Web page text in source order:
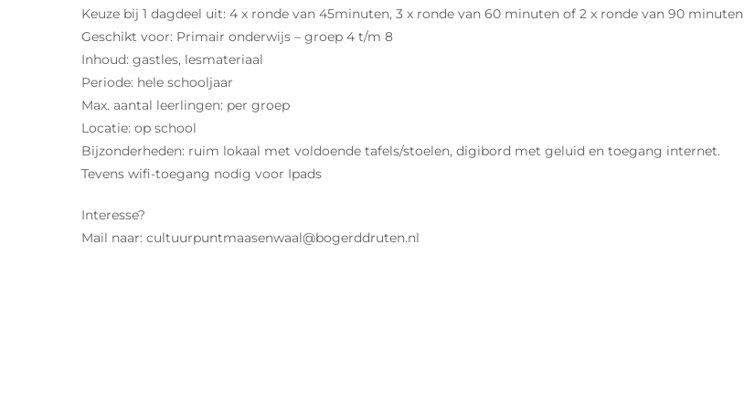
Keuze bij 1 dagdeel uit: 4 x ronde van 45minuten, 3 x ronde van 60 minuten of 2 x ronde van 90 minuten
Geschikt voor: Primair onderwijs – groep 4 t/m 8
Inhoud: gastles, lesmateriaal
Periode: hele schooljaar
Max. aantal leerlingen: per groep
Locatie: op school
Bijzonderheden: ruim lokaal met voldoende tafels/stoelen, digibord met geluid en toegang internet.
Tevens wifi-toegang nodig voor Ipads
Interesse?
Mail naar: cultuurpuntmaasenwaal@bogerddruten.nl